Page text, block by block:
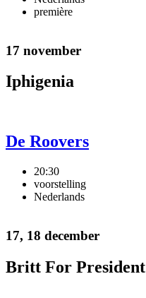
première
17 november
Iphigenia
De Roovers
20:30
voorstelling
Nederlands
17, 18 december
Britt For President